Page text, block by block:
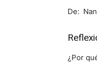
De:
¿Por